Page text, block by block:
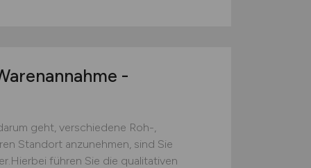
-
geht, verschiedene Roh-,
Standort anzunehmen, sind Sie
führen Sie die qualitativen